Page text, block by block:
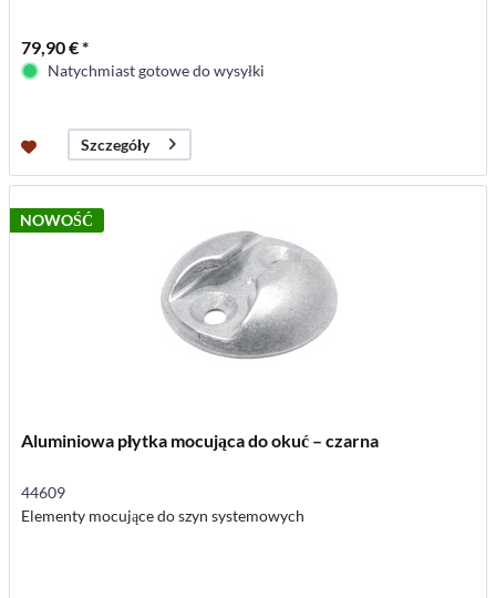
79,90 € *
Natychmiast gotowe do wysyłki
Szczegóły
NOWOŚĆ
Aluminiowa płytka mocująca do okuć – czarna
44609
Elementy mocujące do szyn systemowych